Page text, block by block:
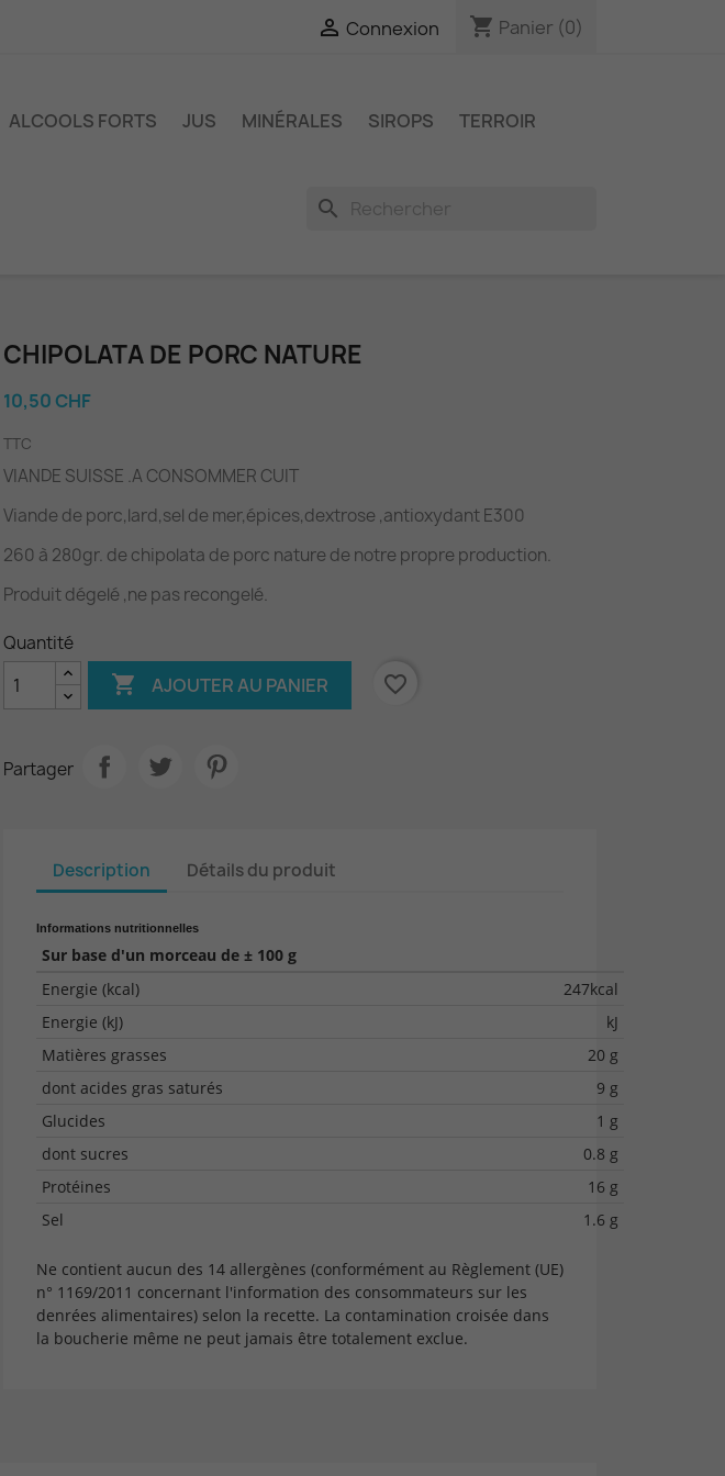
 Connexion shopping_cart Panier (0)
ALCOOLS FORTS JUS MINÉRALES SIROPS
TERROIR
search
CHIPOLATA DE PORC NATURE
10,50 CHF
TTC
VIANDE SUISSE .A CONSOMMER CUIT
Viande de porc,lard,sel de mer,épices,dextrose ,antioxydant E300
260 à 280gr. de chipolata de porc nature de notre propre production.
Produit dégelé ,ne pas recongelé.
Quantité
 AJOUTER AU PANIER favorite_border
Partager
Description Détails du produit
Informations nutritionnelles
Sur base d'un morceau de ± 100 g
Energie (kcal)
247kcal
Energie (kJ)
kJ
Matières grasses
20 g
dont acides gras saturés
9 g
Glucides
1 g
dont sucres
0.8 g
Protéines
16 g
Sel
1.6 g
Ne contient aucun des 14 allergènes (conformément au Règlement (UE)
n° 1169/2011 concernant l'information des consommateurs sur les
denrées alimentaires) selon la recette. La contamination croisée dans
la boucherie même ne peut jamais être totalement exclue.